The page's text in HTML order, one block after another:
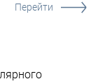
Перейти